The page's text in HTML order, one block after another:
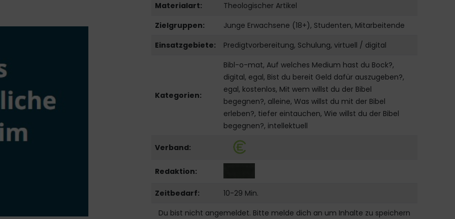
Materialart:
Theologischer Artikel
Zielgruppen:
Junge Erwachsene (18+), Studenten, Mitarbeitende
Einsatzgebiete:
Predigtvorbereitung, Schulung, virtuell / digital
Kategorien:
Bibl-o-mat, Auf welches Medium hast du Bock?,
digital, egal, Bist du bereit Geld dafür auszugeben?,
egal, kostenlos, Mit wem willst du der Bibel
begegnen?, alleine, Was willst du mit der Bibel
erleben?, tiefer eintauchen, Wie willst du der Bibel
begegnen?, intellektuell
Verband:
Redaktion:
Zeitbedarf:
10-29 Min.
Du bist nicht angemeldet. Bitte melde dich an um Inhalte zu speichern